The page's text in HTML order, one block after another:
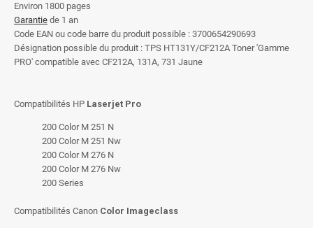
Environ 1800 pages
Garantie de 1 an
Code EAN ou code barre du produit possible : 3700654290693
Désignation possible du produit : TPS HT131Y/CF212A Toner 'Gamme
PRO' compatible avec CF212A, 131A, 731 Jaune
Compatibilités HP Laserjet Pro
200 Color M 251 N
200 Color M 251 Nw
200 Color M 276 N
200 Color M 276 Nw
200 Series
Compatibilités Canon Color Imageclass